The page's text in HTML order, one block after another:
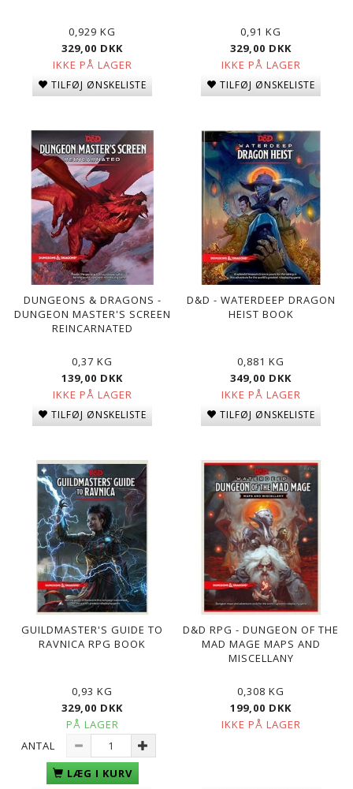
0,929 KG
329,00 DKK
IKKE PÅ LAGER
TILFØJ ØNSKELISTE
0,91 KG
329,00 DKK
IKKE PÅ LAGER
TILFØJ ØNSKELISTE
DUNGEONS & DRAGONS -
DUNGEON MASTER'S SCREEN
REINCARNATED
0,37 KG
139,00 DKK
IKKE PÅ LAGER
TILFØJ ØNSKELISTE
D&D - WATERDEEP DRAGON
HEIST BOOK
0,881 KG
349,00 DKK
IKKE PÅ LAGER
TILFØJ ØNSKELISTE
GUILDMASTER'S GUIDE TO
RAVNICA RPG BOOK
0,93 KG
329,00 DKK
PÅ LAGER
ANTAL
LÆG I KURV
D&D RPG - DUNGEON OF THE
MAD MAGE MAPS AND
MISCELLANY
0,308 KG
199,00 DKK
IKKE PÅ LAGER